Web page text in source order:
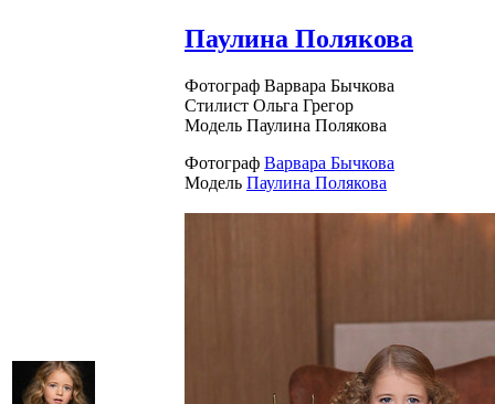
Паулина Полякова
Фотограф Варвара Бычкова
Стилист Ольга Грегор
Модель Паулина Полякова
Фотограф Варвара Бычкова
Модель Паулина Полякова